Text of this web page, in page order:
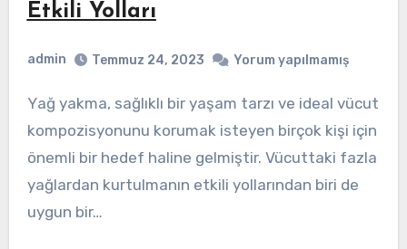
Etkili Yolları
admin Temmuz 24, 2023 Yorum yapılmamış
Yağ yakma, sağlıklı bir yaşam tarzı ve ideal vücut
kompozisyonunu korumak isteyen birçok kişi için
önemli bir hedef haline gelmiştir. Vücuttaki fazla
yağlardan kurtulmanın etkili yollarından biri de
uygun bir…